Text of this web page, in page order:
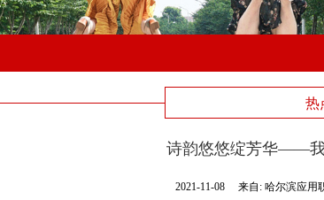
热
诗韵悠悠绽芳华——
2021-11-08 来自:哈尔滨应用